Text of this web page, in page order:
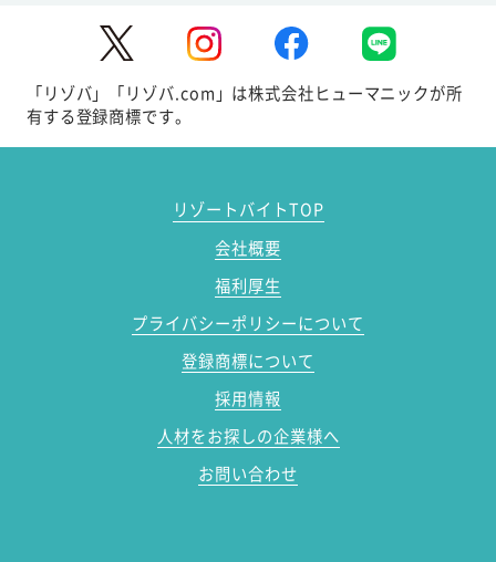
「リゾバ」「リゾバ.com」は株式会社ヒューマニックが所
有する登録商標です。
リゾートバイトTOP
会社概要
福利厚生
プライバシーポリシーについて
登録商標について
採用情報
人材をお探しの企業様へ
お問い合わせ